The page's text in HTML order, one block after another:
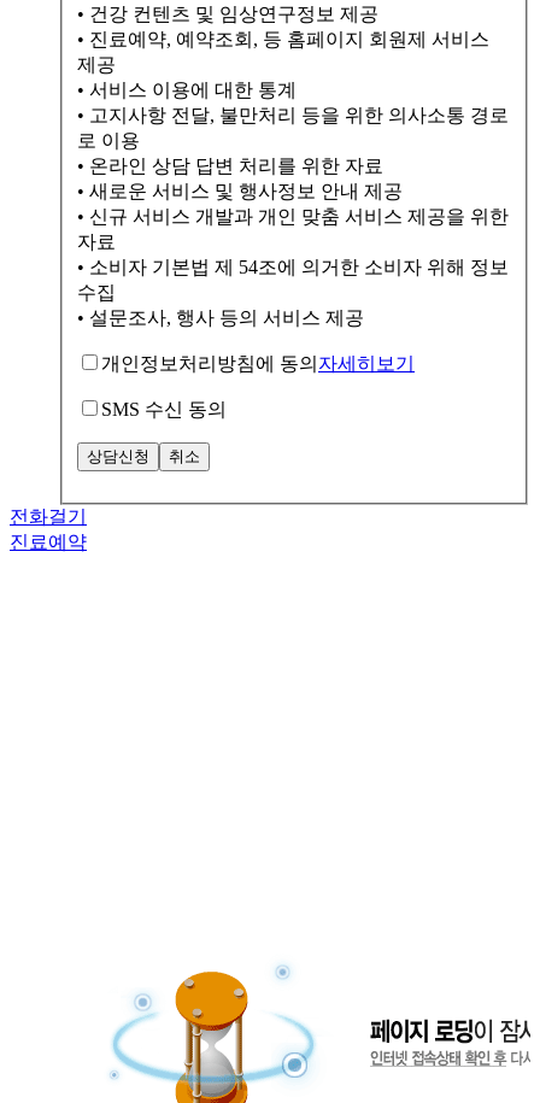
• 건강 컨텐츠 및 임상연구정보 제공
• 진료예약, 예약조회, 등 홈페이지 회원제 서비스
제공
• 서비스 이용에 대한 통계
• 고지사항 전달, 불만처리 등을 위한 의사소통 경로
로 이용
• 온라인 상담 답변 처리를 위한 자료
• 새로운 서비스 및 행사정보 안내 제공
• 신규 서비스 개발과 개인 맞춤 서비스 제공을 위한
자료
• 소비자 기본법 제 54조에 의거한 소비자 위해 정보
수집
• 설문조사, 행사 등의 서비스 제공
개인정보처리방침에 동의 자세히보기
SMS 수신 동의
전화걸기
진료예약